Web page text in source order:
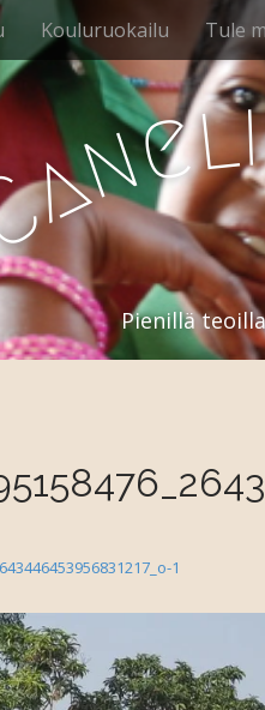
Kouluruokailu Tule
aneli
Pienillä
1